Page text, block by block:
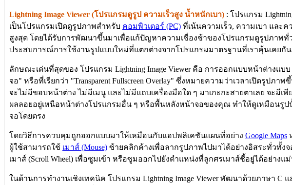
Lightning Image Viewer (โปรแกรมดูรูป ความเร็วสูง น้ำหนักเบา) : โปรแกรม
เป็นโปรแกรมเปิดดูรูปภาพสำหรับ คอมพิวเตอร์ (PC) ที่เน้นความเร็ว, ความเบา และค
สูงสุด โดยได้รับการพัฒนาขึ้นมาเพื่อแก้ปัญหาความเชื่องช้าของโปรแกรมดูรูปภาพทั่ว
ประสบการณ์การใช้งานรูปแบบใหม่ที่แตกต่างจากโปรแกรมมาตรฐานที่เราคุ้นเคยกัน
ลักษณะเด่นที่สุดของ โปรแกรม Lightning Image Viewer คือ การออกแบบหน้าต่างแบบ
จอ" หรือที่เรียกว่า "Transparent Fullscreen Overlay" ซึ่งหมายความว่าเวลาเปิดรูปภา
จะไม่มีขอบหน้าต่าง ไม่มีเมนู และไม่มีแถบเครื่องมือใด ๆ มาเกะกะสายตาเลย จะมีเพี
ผลลอยอยู่เหนือหน้าต่างโปรแกรมอื่น ๆ หรือพื้นหลังหน้าจอของคุณ ทำให้ดูเหมือนรู
จอโดยตรง
โดยวิธีการควบคุมถูกออกแบบมาให้เหมือนกับแอปพลิเคชันแผนที่อย่าง Google Maps
ผู้ใช้สามารถใช้ เมาส์ (Mouse) ซ้ายคลิกค้างเพื่อลากรูปภาพไปมาได้อย่างอิสระทั่วทั้ง
เมาส์ (Scroll Wheel) เพื่อซูมเข้า หรือซูมออกไปยังตำแหน่งที่ลูกศรเมาส์ชี้อยู่ได้อย่างแ
ในด้านการทำงานเชิงเทคนิค โปรแกรม Lightning Image Viewer พัฒนาด้วยภาษา C แ